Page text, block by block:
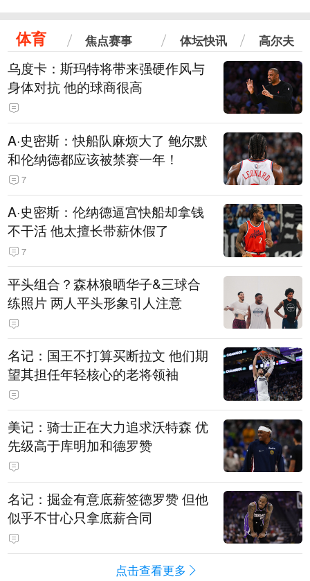
体育 焦点赛事 体坛快讯 高尔夫
乌度卡：斯玛特将带来强硬作风与
身体对抗 他的球商很高
A·史密斯：快船队麻烦大了 鲍尔默
和伦纳德都应该被禁赛一年！
7
A·史密斯：伦纳德逼宫快船却拿钱
不干活 他太擅长带薪休假了
7
平头组合？森林狼晒华子&三球合
练照片 两人平头形象引人注意
名记：国王不打算买断拉文 他们期
望其担任年轻核心的老将领袖
美记：骑士正在大力追求沃特森 优
先级高于库明加和德罗赞
名记：掘金有意底薪签德罗赞 但他
似乎不甘心只拿底薪合同
点击查看更多